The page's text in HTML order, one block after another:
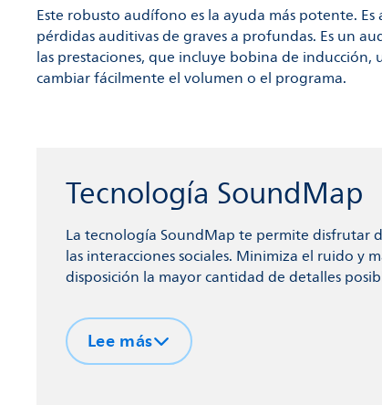
Este robusto audífono es la ayuda más potente.
pérdidas auditivas de graves a profundas. Es un
las prestaciones, que incluye bobina de
cambiar fácilmente el volumen o el programa.
Tecnología SoundMap
La tecnología SoundMap te permite disfrutar
las interacciones sociales. Minimiza el ruido y
disposición la mayor cantidad de detalles
Lee más